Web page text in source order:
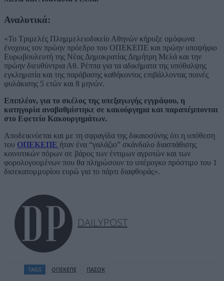
Αναλυτικά:
«Το Τριμελές Πλημμελειοδικείο Αθηνών κήρυξε ομόφωνα
ένοχους τον πρώην πρόεδρο του ΟΠΕΚΕΠΕ και πρώην υποψήφιο
Ευρωβουλευτή της Νέας Δημοκρατίας Δημήτρη Μελά και την
πρώην διευθύντρια Αθ. Ρέππα για τα αδικήματα της υπόθαλψης
εγκληματία και της παράβασης καθήκοντος επιβάλλοντας ποινές
φυλάκισης 5 ετών και 8 μηνών.
Επιπλέον, για το σκέλος της υπεξαγωγής εγγράφου, η
κατηγορία αναβαθμίστηκε σε κακούργημα και παραπέμπονται
στο Εφετείο Κακουργημάτων.
Αποδεικνύεται και με τη σφραγίδα της δικαιοσύνης ότι η υπόθεση
του ΟΠΕΚΕΠΕ ήταν ένα “γαλάζιο” σκάνδαλο διασπάθισης
κοινοτικών πόρων σε βάρος των έντιμων αγροτών και των
φορολογουμένων που θα πληρώσουν το υπέρογκο πρόστιμο του 1
δισεκατομμυρίου ευρώ για το πάρτι διαφθοράς».
DAILYPOST
TAGS ΟΠΕΚΕΠΕ ΠΑΣΟΚ